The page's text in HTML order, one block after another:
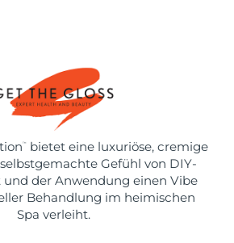
™
bietet eine luxuriöse, cremige
Gefühl von DIY-
der Anwendung einen Vibe
Behandlung im heimischen
Spa verleiht.